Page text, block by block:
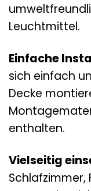
Leuchtmittel.
Einfache
sich einfach
Decke
enthalten.
Vielseitig
Schlafzimmer,